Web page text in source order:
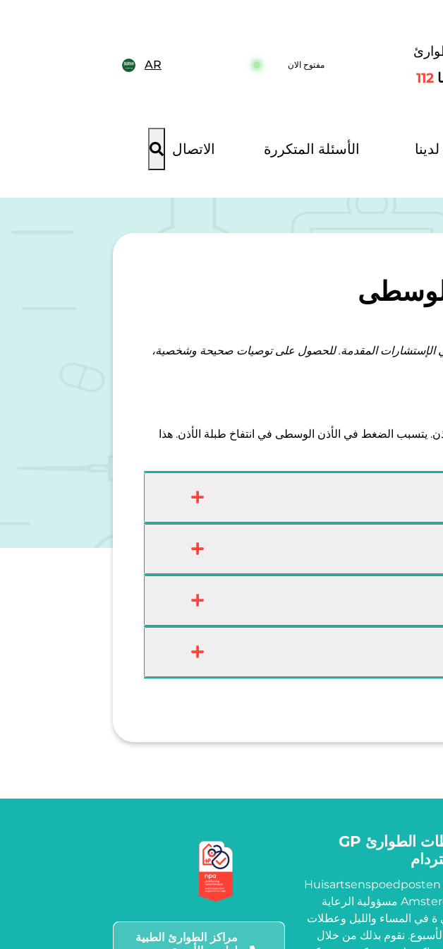
112
مفتوح الان AR
الأسئلة المتكررة الاتصال
في الإستشارات المقدمة. للحصول على توصيات صحيحة وشخصية،
يتسبب الضغط في الأذن الوسطى في انتفاخ طبلة الأذن. هذا
محطات الطوارئ GP
تتولى Huisartsenspoedposten
Amsterdam مسؤولية الرعاية
ة في المساء والليل وعطلات
الأسبوع. نقوم بذلك من خلال
مراكز الطوارئ الطبية